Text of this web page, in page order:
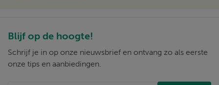
Blijf op de hoogte!
Schrijf je in op onze nieuwsbrief en ontvang zo als eerste
onze tips en aanbiedingen.